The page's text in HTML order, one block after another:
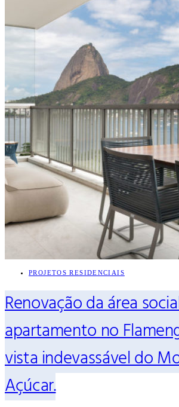
PROJETOS RESIDENCIAIS
Renovação da área
apartamento no
vista indevassável do
Açúcar.